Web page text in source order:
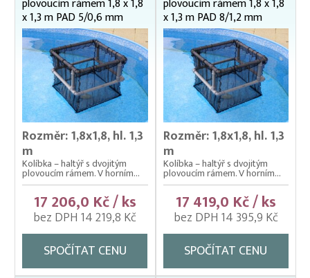
Kesery a saky na ryby
Kolíbky – klecové plovoucí odchovny
Kolíbky – krycí sítě na kolíbky
Kolíbky/haltýře – dvojitý plovoucí rám
100 x 100 cm
125 x 125 cm
150 x 150 cm
240 x 240 cm
250 cm – osmibok
75 x 75 cm
Náhradní síť bez spodní zátěže
Náhradní sítě se spodní zátěží (laminátem)
Kolíbky/haltýře – jednoduchý plovoucí rám
plovoucím rámem 1,8 x 1,8
x 1,3 m PAD 5/0,6 mm
Rozměr: 1,8x1,8, hl. 1,3
m
Kolíbka – haltýř s dvojitým
plovoucím rámem. V horním...
17 206,0 Kč / ks
bez DPH 14 219,8 Kč
SPOČÍTAT CENU
plovoucím rámem 1,8 x 1,8
x 1,3 m PAD 8/1,2 mm
Rozměr: 1,8x1,8, hl. 1,3
m
Kolíbka – haltýř s dvojitým
plovoucím rámem. V horním...
17 419,0 Kč / ks
bez DPH 14 395,9 Kč
SPOČÍTAT CENU